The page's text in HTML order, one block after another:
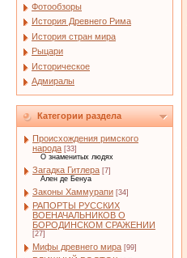
Фотообзоры
История Древнего Рима
История стран мира
Рыцари
Историческое
Адмиралы
Категории раздела
Происхождения римского
народа [33]
О знаменитых людях
Загадка Гитлера [7]
Ален де Бенуа
Законы Хаммурапи [34]
РАПОРТЫ РУССКИХ
ВОЕНАЧАЛЬНИКОВ О
БОРОДИНСКОМ СРАЖЕНИИ
[27]
Мифы древнего мира [99]